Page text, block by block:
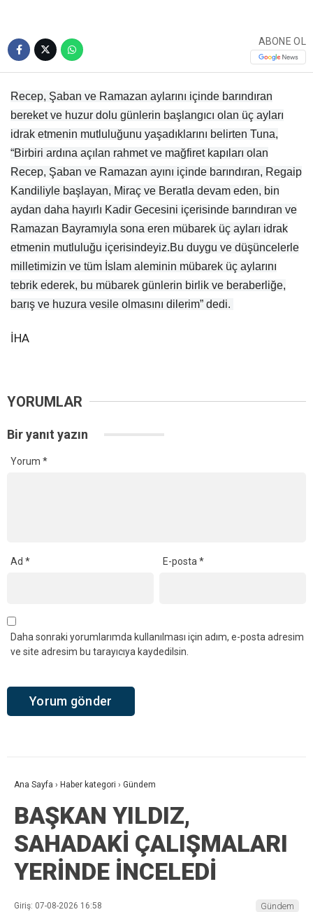
ABONE OL
Recep, Şaban ve Ramazan aylarını içinde barındıran
bereket ve huzur dolu günlerin başlangıcı olan üç ayları
idrak etmenin mutluluğunu yaşadıklarını belirten Tuna,
“Birbiri ardına açılan rahmet ve mağfiret kapıları olan
Recep, Şaban ve Ramazan ayını içinde barındıran, Regaip
Kandiliyle başlayan, Miraç ve Beratla devam eden, bin
aydan daha hayırlı Kadir Gecesini içerisinde barındıran ve
Ramazan Bayramıyla sona eren mübarek üç ayları idrak
etmenin mutluluğu içerisindeyiz.Bu duygu ve düşüncelerle
milletimizin ve tüm İslam aleminin mübarek üç aylarını
tebrik ederek, bu mübarek günlerin birlik ve beraberliğe,
barış ve huzura vesile olmasını dilerim” dedi.
İHA
YORUMLAR
Bir yanıt yazın
Yorum *
Ad * E-posta*
Daha sonraki yorumlarımda kullanılması için adım, e-posta adresim
ve site adresim bu tarayıcıya kaydedilsin.
Ana Sayfa › Haber kategori › Gündem
BAŞKAN YILDIZ,
SAHADAKİ ÇALIŞMALARI
YERİNDE İNCELEDİ
Giriş: 07-08-2026 16:58
Gündem